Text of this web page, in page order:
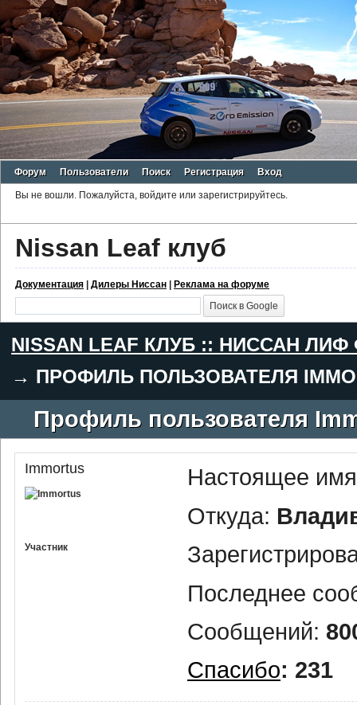
Форум Пользователи Поиск Регистрация Вход
Вы не вошли. Пожалуйста, войдите или зарегистрируйтесь.
Nissan Leaf клуб
Документация | Дилеры Ниссан | Реклама на форуме
NISSAN LEAF КЛУБ :: НИССАН
→ ПРОФИЛЬ ПОЛЬЗОВАТЕЛЯ
Профиль пользователя
Immortus
Участник
Настоящее
Откуда:
Последнее
Сообщений:
Спасибо: 231